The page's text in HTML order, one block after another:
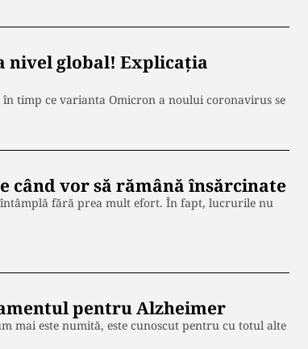
nivel global! Explicația
în timp ce varianta Omicron a noului coronavirus se
când vor să rămână însărcinate
fără prea mult efort. În fapt, lucrurile nu
pentru Alzheimer
mai este numită, este cunoscut pentru cu totul alte